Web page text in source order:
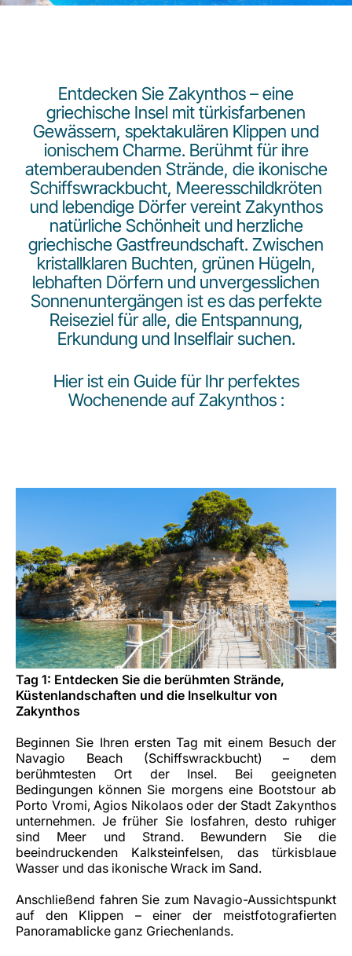
LuxairGroup
Entdecken Sie Zakynthos – eine
griechische Insel mit türkisfarbenen
Gewässern, spektakulären Klippen und
ionischem Charme. Berühmt für ihre
atemberaubenden Strände, die ikonische
Schiffswrackbucht, Meeresschildkröten
und lebendige Dörfer vereint Zakynthos
natürliche Schönheit und herzliche
griechische Gastfreundschaft. Zwischen
kristallklaren Buchten, grünen Hügeln,
lebhaften Dörfern und unvergesslichen
Sonnenuntergängen ist es das perfekte
Reiseziel für alle, die Entspannung,
Erkundung und Inselflair suchen.
Hier ist ein Guide für Ihr perfektes
Wochenende auf Zakynthos :
Tag 1: Entdecken Sie die berühmten Strände,
Küstenlandschaften und die Inselkultur von
Zakynthos
Beginnen Sie Ihren ersten Tag mit einem Besuch der
Navagio Beach (Schiffswrackbucht) – dem
berühmtesten Ort der Insel. Bei geeigneten
Bedingungen können Sie morgens eine Bootstour ab
Porto Vromi, Agios Nikolaos oder der Stadt Zakynthos
unternehmen. Je früher Sie losfahren, desto ruhiger
sind Meer und Strand. Bewundern Sie die
beeindruckenden Kalksteinfelsen, das türkisblaue
Wasser und das ikonische Wrack im Sand.
Anschließend fahren Sie zum Navagio-Aussichtspunkt
auf den Klippen – einer der meistfotografierten
Panoramablicke ganz Griechenlands.